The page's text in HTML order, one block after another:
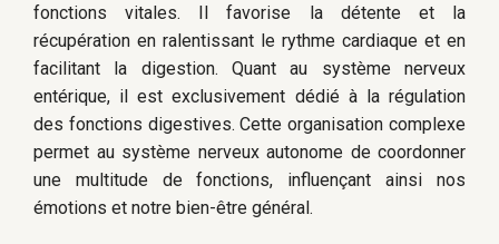
fonctions vitales. Il favorise la détente et la
récupération en ralentissant le rythme cardiaque et en
facilitant la digestion. Quant au système nerveux
entérique, il est exclusivement dédié à la régulation
des fonctions digestives. Cette organisation complexe
permet au système nerveux autonome de coordonner
une multitude de fonctions, influençant ainsi nos
émotions et notre bien-être général.